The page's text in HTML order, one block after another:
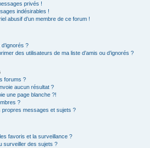
privés !
indésirables !
abusif d’un membre de ce forum !
?
des utilisateurs de ma liste d’amis ou d’ignorés ?
forums ?
aucun résultat ?
une page blanche ?!
?
messages et sujets ?
favoris et la surveillance ?
surveiller des sujets ?